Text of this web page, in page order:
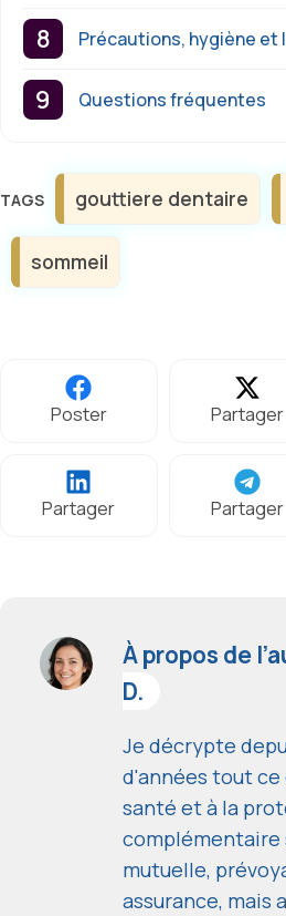
Précautions, hygiène et
Questions fréquentes
Étiquettes
gouttiere dentaire
sommeil
Poster Partager
Partager Partager
À propos de
D.
Je décrypte
d'années tout ce
santé et à la
complémentaire
mutuelle,
assurance, mais